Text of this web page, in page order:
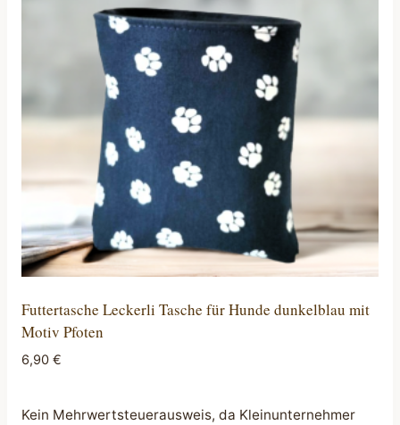
Futtertasche Leckerli Tasche für Hunde dunkelblau mit
Motiv Pfoten
6,90 €
Kein Mehrwertsteuerausweis, da Kleinunternehmer